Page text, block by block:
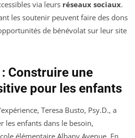
via leurs réseaux sociaux.
les soutenir peuvent faire des dons
de bénévolat sur leur site
Construire une
pour les enfants
Teresa Busto, Psy.D., a
les enfants dans le besoin,